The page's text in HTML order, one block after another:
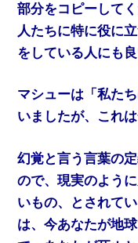
部分をコピーして
人たちに特に役に
をしている人にも良
マシューは「私た
いましたが、これ
幻覚と言う言葉の
ので、現実のよう
いもの、とされて
は、今あなたが地